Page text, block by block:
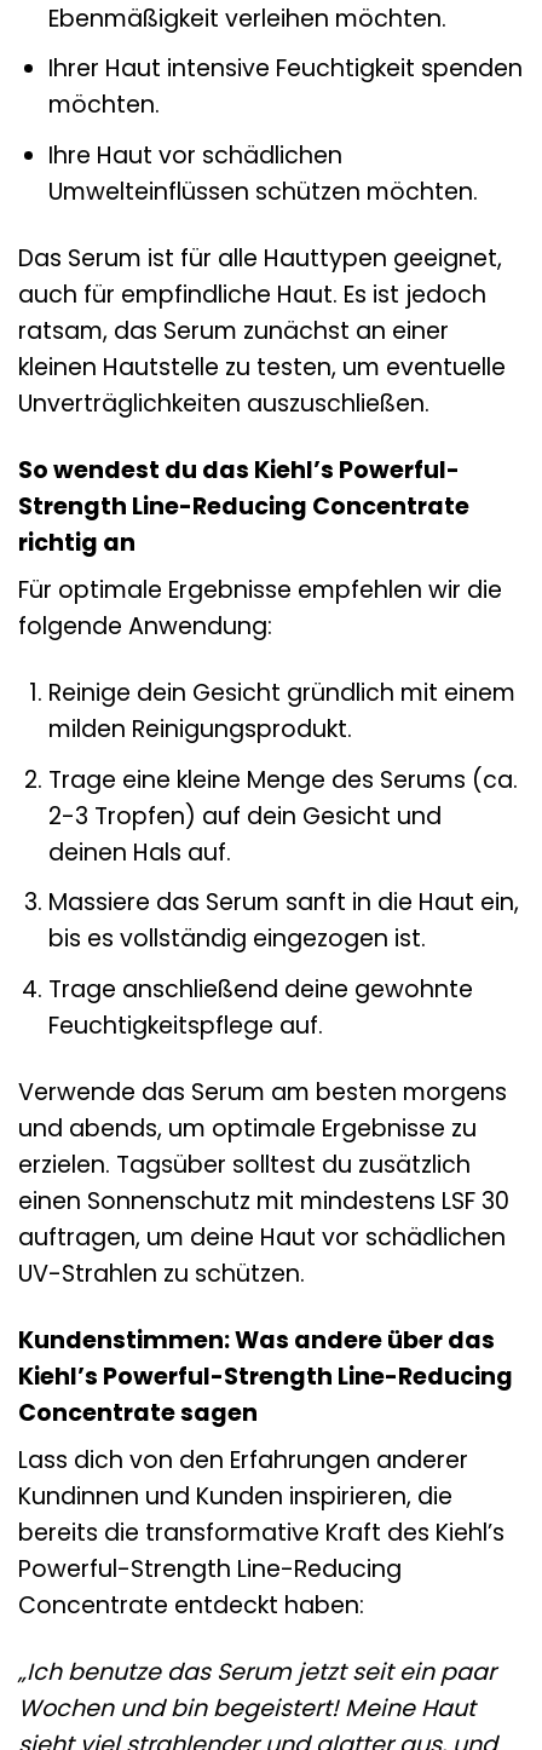
Ebenmäßigkeit verleihen möchten.
Ihrer Haut intensive Feuchtigkeit spenden
möchten.
Ihre Haut vor schädlichen
Umwelteinflüssen schützen möchten.
Das Serum ist für alle Hauttypen geeignet,
auch für empfindliche Haut. Es ist jedoch
ratsam, das Serum zunächst an einer
kleinen Hautstelle zu testen, um eventuelle
Unverträglichkeiten auszuschließen.
So wendest du das Kiehl’s Powerful-
Strength Line-Reducing Concentrate
richtig an
Für optimale Ergebnisse empfehlen wir die
folgende Anwendung:
Reinige dein Gesicht gründlich mit einem
milden Reinigungsprodukt.
Trage eine kleine Menge des Serums (ca.
2-3 Tropfen) auf dein Gesicht und
deinen Hals auf.
Massiere das Serum sanft in die Haut ein,
bis es vollständig eingezogen ist.
Trage anschließend deine gewohnte
Feuchtigkeitspflege auf.
Verwende das Serum am besten morgens
und abends, um optimale Ergebnisse zu
erzielen. Tagsüber solltest du zusätzlich
einen Sonnenschutz mit mindestens LSF 30
auftragen, um deine Haut vor schädlichen
UV-Strahlen zu schützen.
Kundenstimmen: Was andere über das
Kiehl’s Powerful-Strength Line-Reducing
Concentrate sagen
Lass dich von den Erfahrungen anderer
Kundinnen und Kunden inspirieren, die
bereits die transformative Kraft des Kiehl’s
Powerful-Strength Line-Reducing
Concentrate entdeckt haben:
„Ich benutze das Serum jetzt seit ein paar
Wochen und bin begeistert! Meine Haut